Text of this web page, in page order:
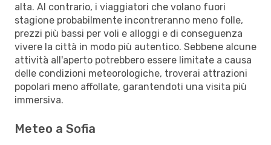
alta. Al contrario, i viaggiatori che volano fuori
stagione probabilmente incontreranno meno folle,
prezzi più bassi per voli e alloggi e di conseguenza
vivere la città in modo più autentico. Sebbene alcune
attività all'aperto potrebbero essere limitate a causa
delle condizioni meteorologiche, troverai attrazioni
popolari meno affollate, garantendoti una visita più
immersiva.
Meteo a Sofia